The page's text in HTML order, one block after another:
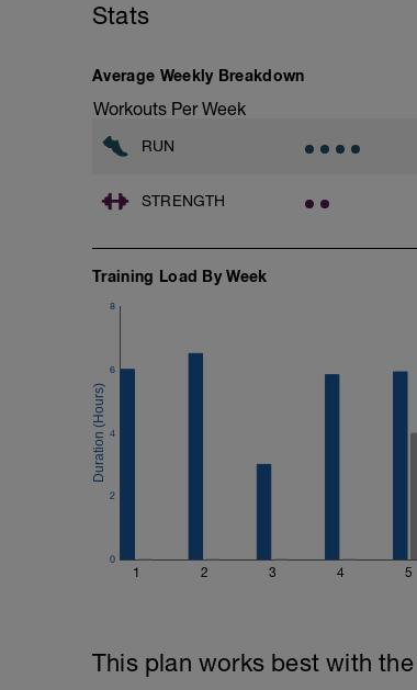
Stats
Average Weekly Breakdown
Workouts Per Week
RUN
STRENGTH
Training Load By Week
1 2 3 4 5
0
2
4
6
8
This plan works best with